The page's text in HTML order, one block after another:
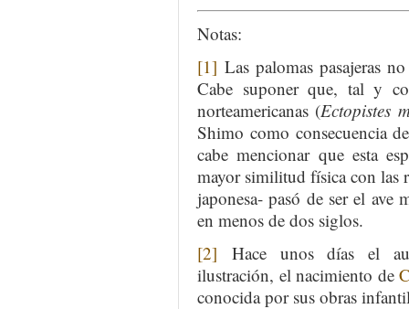
Notas:
[1] Las palomas pasajeras
Cabe suponer que, tal y
norteamericanas (Ectopistes
Shimo como consecuencia
cabe mencionar que esta
mayor similitud física con las
japonesa- pasó de ser el ave
en menos de dos siglos.
[2] Hace unos días el
ilustración, el nacimiento de
conocida por sus obras